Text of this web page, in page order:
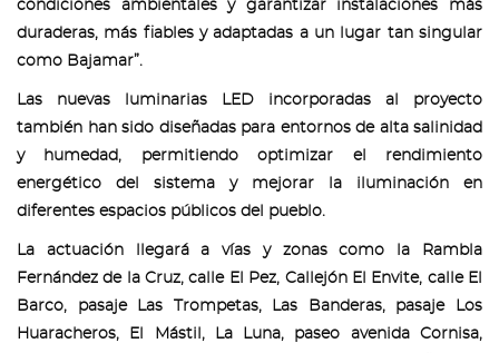
condiciones ambientales y garantizar instalaciones más
duraderas, más fiables y adaptadas a un lugar tan singular
como Bajamar”.
Las nuevas luminarias LED incorporadas al proyecto
también han sido diseñadas para entornos de alta salinidad
y humedad, permitiendo optimizar el rendimiento
energético del sistema y mejorar la iluminación en
diferentes espacios públicos del pueblo.
La actuación llegará a vías y zonas como la Rambla
Fernández de la Cruz, calle El Pez, Callejón El Envite, calle El
Barco, pasaje Las Trompetas, Las Banderas, pasaje Los
Huaracheros, El Mástil, La Luna, paseo avenida Cornisa,